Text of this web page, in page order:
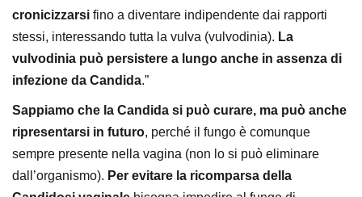
cronicizzarsi fino a diventare indipendente dai rapporti
stessi, interessando tutta la vulva (vulvodinia). La
vulvodinia può persistere a lungo anche in assenza di
infezione da Candida.”
Sappiamo che la Candida si può curare, ma può anche
ripresentarsi in futuro, perché il fungo è comunque
sempre presente nella vagina (non lo si può eliminare
dall’organismo). Per evitare la ricomparsa della